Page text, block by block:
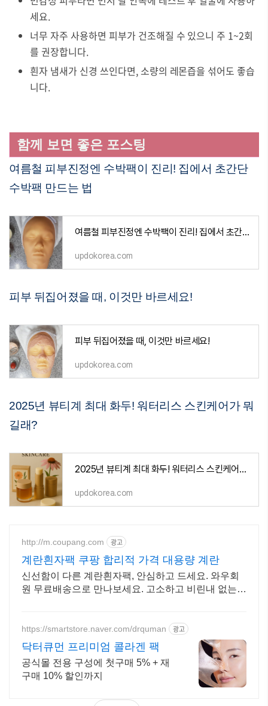
세요.
너무 자주 사용하면 피부가 건조해질 수 있으니 주 1~2회
를 권장합니다.
흰자 냄새가 신경 쓰인다면, 소량의 레몬즙을 섞어도 좋습
니다.
함께 보면 좋은 포스팅
여름철 피부진정엔 수박팩이 진리! 집에서 초간단
수박팩 만드는 법
여름철 피부진정엔 수박팩이 진리! 집에서 초간단 수박팩 만드는 법
updokorea.com
피부 뒤집어졌을 때, 이것만 바르세요!
피부 뒤집어졌을 때, 이것만 바르세요!
updokorea.com
2025년 뷰티계 최대 화두! 워터리스 스킨케어가 뭐
길래?
2025년 뷰티계 최대 화두! 워터리스 스킨케어가 뭐길래?
updokorea.com
http://m.coupang.com 광고
계란흰자팩 쿠팡 합리적 가격 대용량 계란
신선함이 다른 계란흰자팩, 안심하고 드세요. 와우회
원 무료배송으로 만나보세요. 고소하고 비린내 없는
https://smartstore.naver.com/drquman 광고
닥터큐먼 프리미엄 콜라겐 팩
공식몰 전용 구성에 첫구매 5% + 재
구매 10% 할인까지